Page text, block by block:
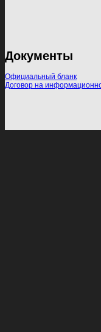
Документы
Официальный бланк
Договор на